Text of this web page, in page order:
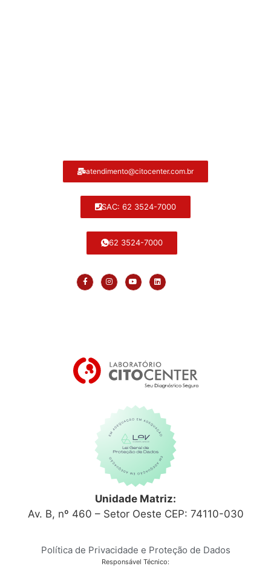
atendimento@citocenter.com.br
SAC: 62 3524-7000
62 3524-7000
Unidade Matriz:
Av. B, nº 460 – Setor Oeste CEP: 74110-030
Política de Privacidade e Proteção de Dados
Responsável Técnico: